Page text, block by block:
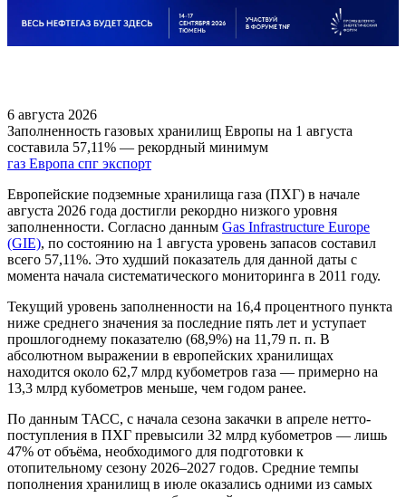
6 августа 2026
Заполненность газовых хранилищ Европы на 1 августа
составила 57,11% — рекордный минимум
газ Европа спг экспорт
Европейские подземные хранилища газа (ПХГ) в начале
августа 2026 года достигли рекордно низкого уровня
заполненности. Согласно данным Gas Infrastructure Europe
(GIE), по состоянию на 1 августа уровень запасов составил
всего 57,11%. Это худший показатель для данной даты с
момента начала систематического мониторинга в 2011 году.
Текущий уровень заполненности на 16,4 процентного пункта
ниже среднего значения за последние пять лет и уступает
прошлогоднему показателю (68,9%) на 11,79 п. п. В
абсолютном выражении в европейских хранилищах
находится около 62,7 млрд кубометров газа — примерно на
13,3 млрд кубометров меньше, чем годом ранее.
По данным ТАСС, с начала сезона закачки в апреле нетто-
поступления в ПХГ превысили 32 млрд кубометров — лишь
47% от объёма, необходимого для подготовки к
отопительному сезону 2026–2027 годов. Средние темпы
пополнения хранилищ в июле оказались одними из самых